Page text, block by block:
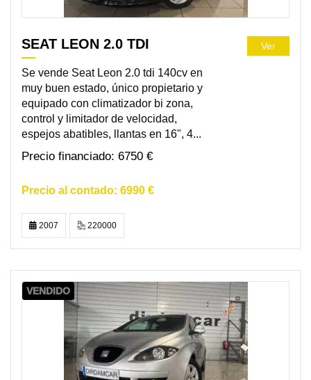
SEAT LEON 2.0 TDI
Se vende Seat Leon 2.0 tdi 140cv en
muy buen estado, único propietario y
equipado con climatizador bi zona,
control y limitador de velocidad,
espejos abatibles, llantas en 16", 4...
6750 €
6990 €
Ver
2007 220000
VENDIDO